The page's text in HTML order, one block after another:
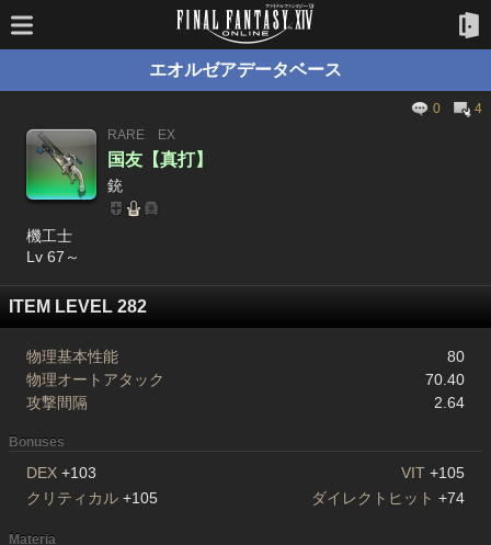
エオルゼアデータベース
0
4
RARE
EX
国友【真打】
銃
機工士
Lv 67～
ITEM LEVEL 282
物理基本性能
80
物理オートアタック
70.40
攻撃間隔
2.64
Bonuses
DEX +103 VIT +105
クリティカル +105 ダイレクトヒット +74
Materia